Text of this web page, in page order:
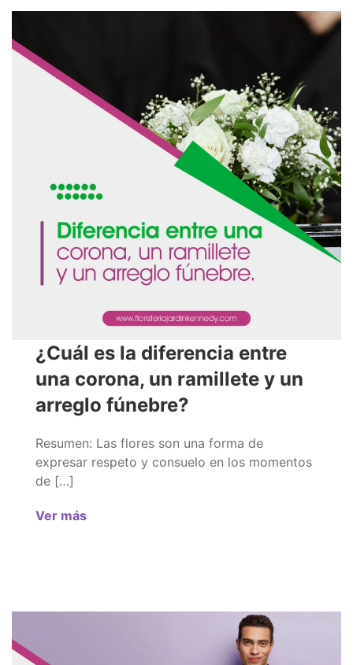
¿Cuál es la diferencia entre
una corona, un ramillete y un
arreglo fúnebre?
Resumen: Las flores son una forma de
expresar respeto y consuelo en los momentos
de […]
Ver más